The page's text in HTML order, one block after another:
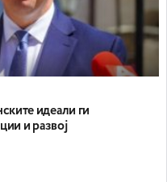
идеали ги
и развој